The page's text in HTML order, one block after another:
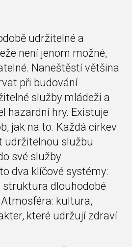
udržitelné a
není jenom možné,
Naneštěstí většina
při budování
služby mládeži a
hazardní hry. Existuje
jak na to. Každá církev
udržitelnou službu
své služby
dva klíčové systémy:
struktura dlouhodobé
kultura,
které udržují zdraví